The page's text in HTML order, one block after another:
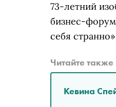
73-летний
бизнес-
себя
Читайте также
Кевина